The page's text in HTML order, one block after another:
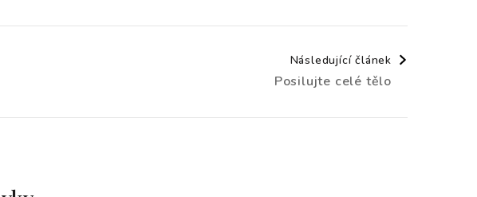
Následující článek
Posilujte celé tělo